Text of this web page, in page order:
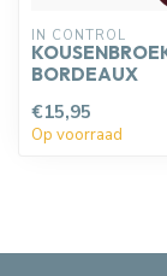
IN CONTROL
BORDEAUX
€15,95
Op voorraad